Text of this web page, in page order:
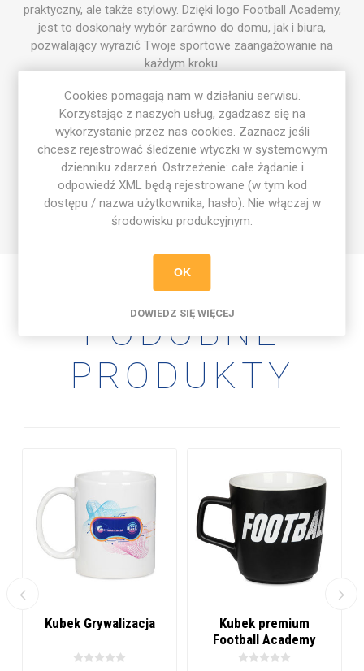
praktyczny, ale także stylowy. Dzięki logo Football Academy,
jest to doskonały wybór zarówno do domu, jak i biura,
pozwalający wyrazić Twoje sportowe zaangażowanie na
każdym kroku.
Wybierz kubek Football Academy i ciesz się swoim
ulubionym napojem w piłkarskim stylu!
Cechy produktu:
✔️ Wysokiej jakości ceramika zapewniająca trwałość.
✔️ Stylowy design z logo Football Academy.
✔️ Idealny do codziennego użytku w domu, biurze czy na
prezent.
PODOBNE
PRODUKTY
Kubek Grywalizacja
Kubek premium
Football Academy
Cookies pomagają nam w działaniu serwisu.
Korzystając z naszych usług, zgadzasz się na
wykorzystanie przez nas cookies. Zaznacz jeśli
chcesz rejestrować śledzenie wtyczki w systemowym
dzienniku zdarzeń. Ostrzeżenie: całe żądanie i
odpowiedź XML będą rejestrowane (w tym kod
dostępu / nazwa użytkownika, hasło). Nie włączaj w
środowisku produkcyjnym.
OK
DOWIEDZ SIĘ WIĘCEJ